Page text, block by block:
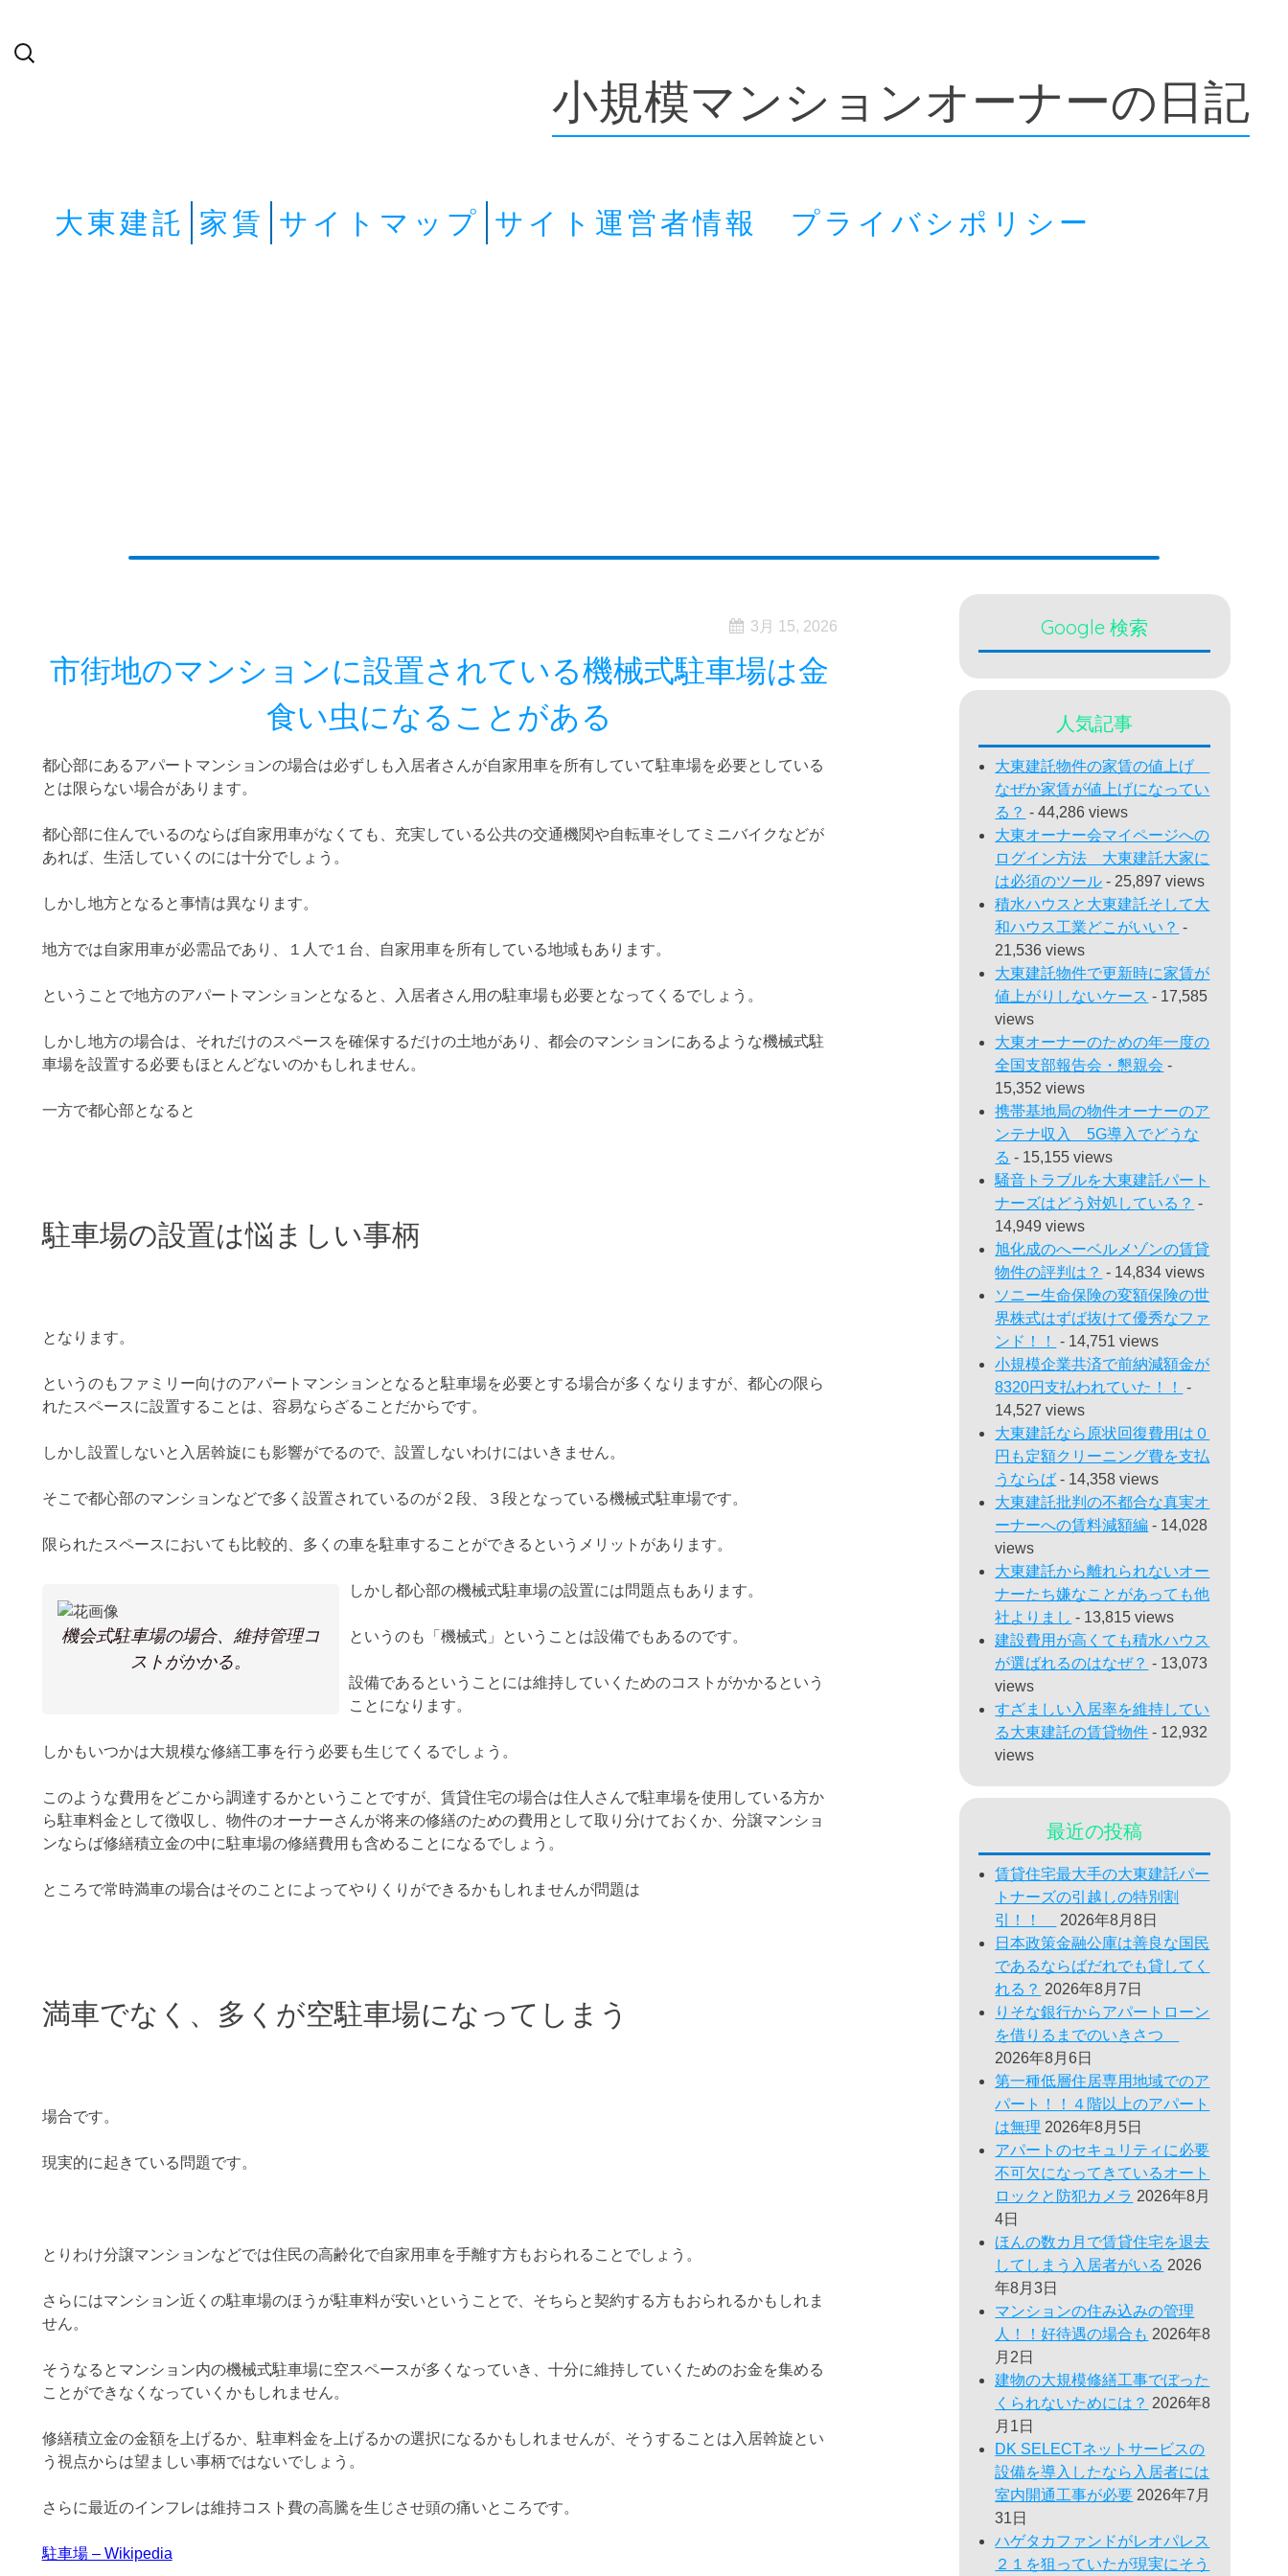
検
索:
小規模マンションオーナーの日記
大東建託 家賃 サイトマップ サイト運営者情報 プライバシポリシー
3月 15, 2026
市街地のマンションに設置されている機械式駐車場は金
食い虫になることがある
都心部にあるアパートマンションの場合は必ずしも入居者さんが自家用車を所有していて駐車場を必要としている
とは限らない場合があります。
都心部に住んでいるのならば自家用車がなくても、充実している公共の交通機関や自転車そしてミニバイクなどが
あれば、生活していくのには十分でしょう。
しかし地方となると事情は異なります。
地方では自家用車が必需品であり、１人で１台、自家用車を所有している地域もあります。
ということで地方のアパートマンションとなると、入居者さん用の駐車場も必要となってくるでしょう。
しかし地方の場合は、それだけのスペースを確保するだけの土地があり、都会のマンションにあるような機械式駐
車場を設置する必要もほとんどないのかもしれません。
一方で都心部となると
駐車場の設置は悩ましい事柄
となります。
というのもファミリー向けのアパートマンションとなると駐車場を必要とする場合が多くなりますが、都心の限ら
れたスペースに設置することは、容易ならざることだからです。
しかし設置しないと入居斡旋にも影響がでるので、設置しないわけにはいきません。
そこで都心部のマンションなどで多く設置されているのが２段、３段となっている機械式駐車場です。
限られたスペースにおいても比較的、多くの車を駐車することができるというメリットがあります。
機会式駐車場の場合、維持管理コ
ストがかかる。
しかし都心部の機械式駐車場の設置には問題点もあります。
というのも「機械式」ということは設備でもあるのです。
設備であるということには維持していくためのコストがかかるという
ことになります。
しかもいつかは大規模な修繕工事を行う必要も生じてくるでしょう。
このような費用をどこから調達するかということですが、賃貸住宅の場合は住人さんで駐車場を使用している方か
ら駐車料金として徴収し、物件のオーナーさんが将来の修繕のための費用として取り分けておくか、分譲マンショ
ンならば修繕積立金の中に駐車場の修繕費用も含めることになるでしょう。
ところで常時満車の場合はそのことによってやりくりができるかもしれませんが問題は
満車でなく、多くが空駐車場になってしまう
場合です。
現実的に起きている問題です。
とりわけ分譲マンションなどでは住民の高齢化で自家用車を手離す方もおられることでしょう。
さらにはマンション近くの駐車場のほうが駐車料が安いということで、そちらと契約する方もおられるかもしれま
せん。
そうなるとマンション内の機械式駐車場に空スペースが多くなっていき、十分に維持していくためのお金を集める
ことができなくなっていくかもしれません。
修繕積立金の金額を上げるか、駐車料金を上げるかの選択になるかもしれませんが、そうすることは入居斡旋とい
う視点からは望ましい事柄ではないでしょう。
さらに最近のインフレは維持コスト費の高騰を生じさせ頭の痛いところです。
駐車場 – Wikipedia
Google 検索
人気記事
大東建託物件の家賃の値上げ
なぜか家賃が値上げになってい
る？ - 44,286 views
大東オーナー会マイページへの
ログイン方法 大東建託大家に
は必須のツール - 25,897 views
積水ハウスと大東建託そして大
和ハウス工業どこがいい？ -
21,536 views
大東建託物件で更新時に家賃が
値上がりしないケース - 17,585
views
大東オーナーのための年一度の
全国支部報告会・懇親会 -
15,352 views
携帯基地局の物件オーナーのア
ンテナ収入 5G導入でどうな
る - 15,155 views
騒音トラブルを大東建託パート
ナーズはどう対処している？ -
14,949 views
旭化成のへーベルメゾンの賃貸
物件の評判は？ - 14,834 views
ソニー生命保険の変額保険の世
界株式はずば抜けて優秀なファ
ンド！！
- 14,751 views
小規模企業共済で前納減額金が
8320円支払われていた！！
-
14,527 views
大東建託なら原状回復費用は０
円も定額クリーニング費を支払
うならば - 14,358 views
大東建託批判の不都合な真実オ
ーナーへの賃料減額編 - 14,028
views
大東建託から離れられないオー
ナーたち嫌なことがあっても他
社よりまし - 13,815 views
建設費用が高くても積水ハウス
が選ばれるのはなぜ？ - 13,073
views
すざましい入居率を維持してい
る大東建託の賃貸物件 - 12,932
views
最近の投稿
賃貸住宅最大手の大東建託パー
トナーズの引越しの特別割
引！！
2026年8月8日
日本政策金融公庫は善良な国民
であるならばだれでも貸してく
れる？ 2026年8月7日
りそな銀行からアパートローン
を借りるまでのいきさつ
2026年8月6日
第一種低層住居専用地域でのア
パート！！４階以上のアパート
は無理 2026年8月5日
アパートのセキュリティに必要
不可欠になってきているオート
ロックと防犯カメラ 2026年8月
4日
ほんの数カ月で賃貸住宅を退去
してしまう入居者がいる 2026
年8月3日
マンションの住み込みの管理
人！！好待遇の場合も 2026年8
月2日
建物の大規模修繕工事でぼった
くられないためには？ 2026年8
月1日
DK SELECTネットサービスの
設備を導入したなら入居者には
室内開通工事が必要 2026年7月
31日
ハゲタカファンドがレオパレス
２１を狙っていたが現実にそう